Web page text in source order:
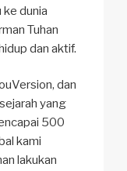
dunia
Tuhan
dan aktif.
dan
yang
500
kami
lakukan